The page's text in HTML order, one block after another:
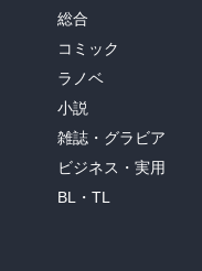
総合
コミック
ラノベ
小説
雑誌・グラビア
ビジネス・実用
BL・TL